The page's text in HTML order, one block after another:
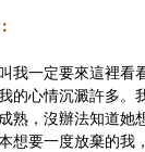
我一定要來這裡看
的心情沉澱許多。
熟，沒辦法知道她
想要一度放棄的我